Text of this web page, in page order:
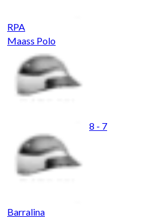
RPA
Maass Polo
Barralina
8 - 7